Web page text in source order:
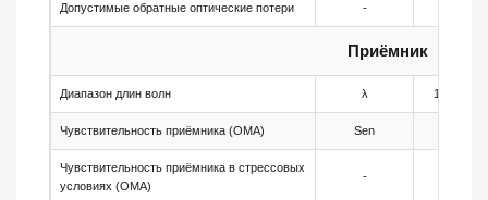
Допустимые обратные оптические потери -
Приёмник
Диапазон длин волн λ 1260
Чувствительность приёмника (OMA) Sen
Чувствительность приёмника в стрессовых
условиях (OMA)
-